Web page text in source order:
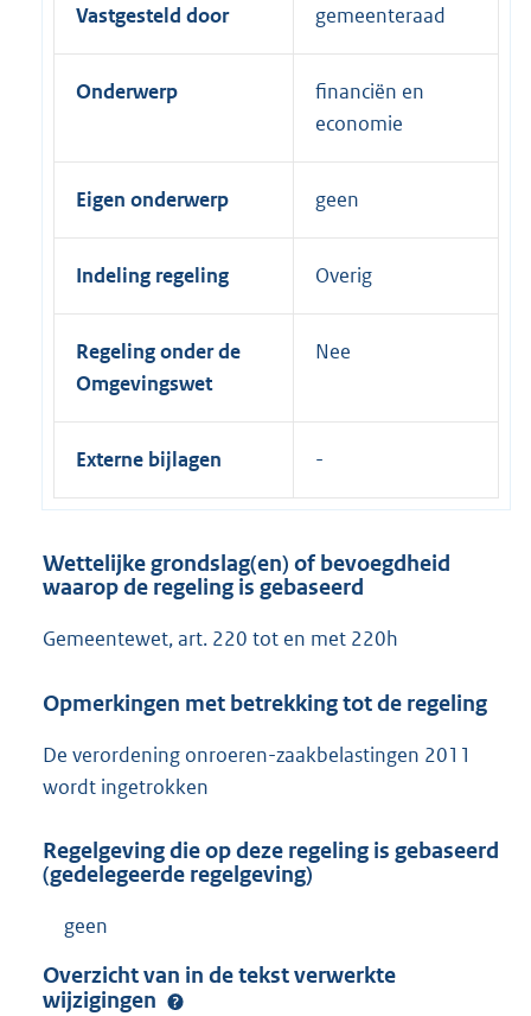
Vastgesteld door gemeenteraad
Onderwerp
financiën en
economie
Eigen onderwerp geen
Indeling regeling Overig
Regeling onder de
Omgevingswet
Nee
Externe bijlagen
Wettelijke grondslag(en) of bevoegdheid
waarop de regeling is gebaseerd
Gemeentewet, art. 220 tot en met 220h
Opmerkingen met betrekking tot de regeling
De verordening onroeren-zaakbelastingen 2011
wordt ingetrokken
Regelgeving die op deze regeling is gebaseerd
(gedelegeerde regelgeving)
geen
Overzicht van in de tekst verwerkte
wijzigingen